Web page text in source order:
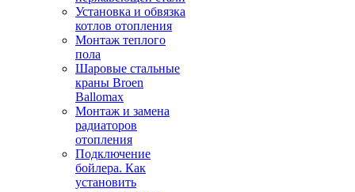
Установка и обвязка
котлов отопления
Монтаж теплого
пола
Шаровые стальные
краны Broen
Ballomax
Монтаж и замена
радиаторов
отопления
Подключение
бойлера. Как
установить